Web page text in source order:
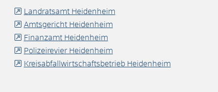
Landratsamt Heidenheim
Amtsgericht Heidenheim
Finanzamt Heidenheim
Polizeirevier Heidenheim
Kreisabfallwirtschaftsbetrieb Heidenheim